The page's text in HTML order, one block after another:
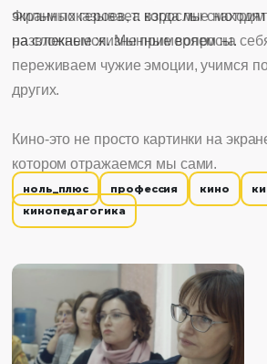
экранных героев, а взрослые
на сложные жизненные вопросы.
Фильм показывает: когда мы
развлекаемся. Мы примеряем на
переживаем чужие эмоции, учимся
других.
Кино-это не просто картинки на
котором отражаемся мы сами.
ноль_плюс профессия кино
кинопедагогика